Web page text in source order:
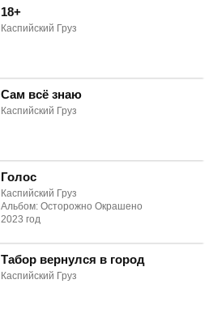
18+
Каспийский Груз
Сам всё знаю
Каспийский Груз
Голос
Каспийский Груз
Альбом: Осторожно Окрашено
2023 год
Табор вернулся в город
Каспийский Груз